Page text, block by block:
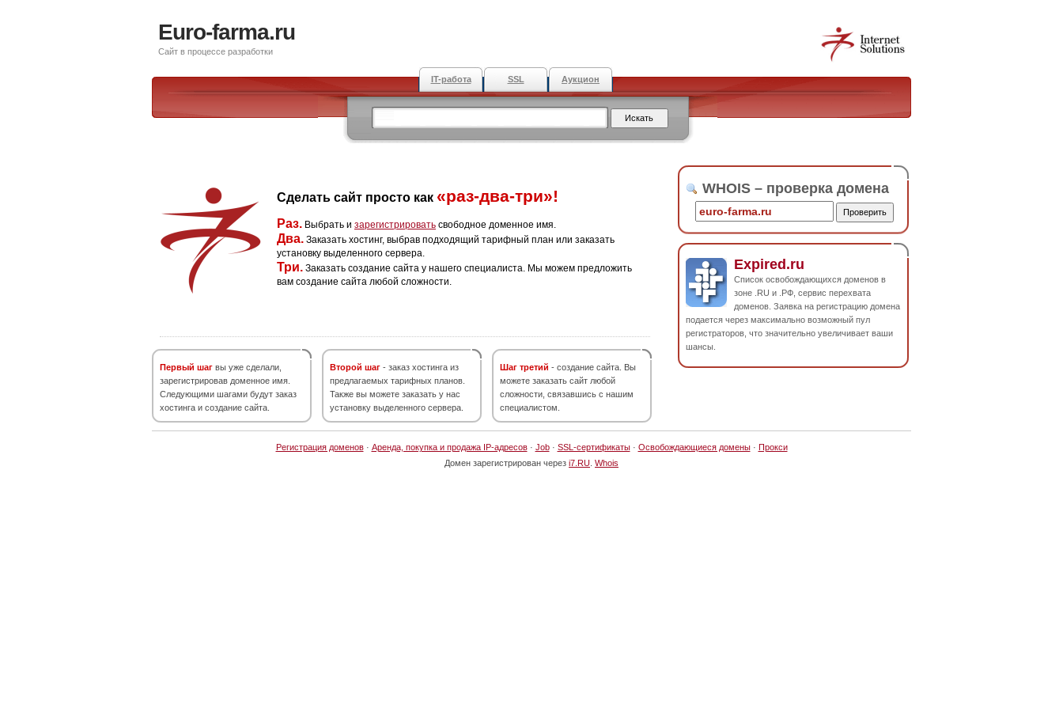
Euro-farma.ru
Сайт в процессе разработки
IT-работа SSL Аукцион
Сделать сайт просто как «раз-два-три»!
Раз. Выбрать и зарегистрировать свободное доменное имя.
Два. Заказать хостинг, выбрав подходящий тарифный план или заказать
установку выделенного сервера.
Три. Заказать создание сайта у нашего специалиста. Мы можем предложить
вам создание сайта любой сложности.
Первый шаг вы уже сделали,
зарегистрировав доменное имя.
Следующими шагами будут заказ
хостинга и создание сайта.
Второй шаг - заказ хостинга из
предлагаемых тарифных планов.
Также вы можете заказать у нас
установку выделенного сервера.
Шаг третий - создание сайта. Вы
можете заказать сайт любой
сложности, связавшись с нашим
специалистом.
WHOIS – проверка домена
Expired.ru
Список освобождающихся доменов в
зоне .RU и .РФ, сервис перехвата
доменов. Заявка на регистрацию домена
подается через максимально возможный пул
регистраторов, что значительно увеличивает ваши
шансы.
Регистрация доменов· Аренда, покупка и продажа IP-адресов· Job· SSL-сертификаты· Освобождающиеся домены· Прокси
Домен зарегистрирован через i7.RU Whois